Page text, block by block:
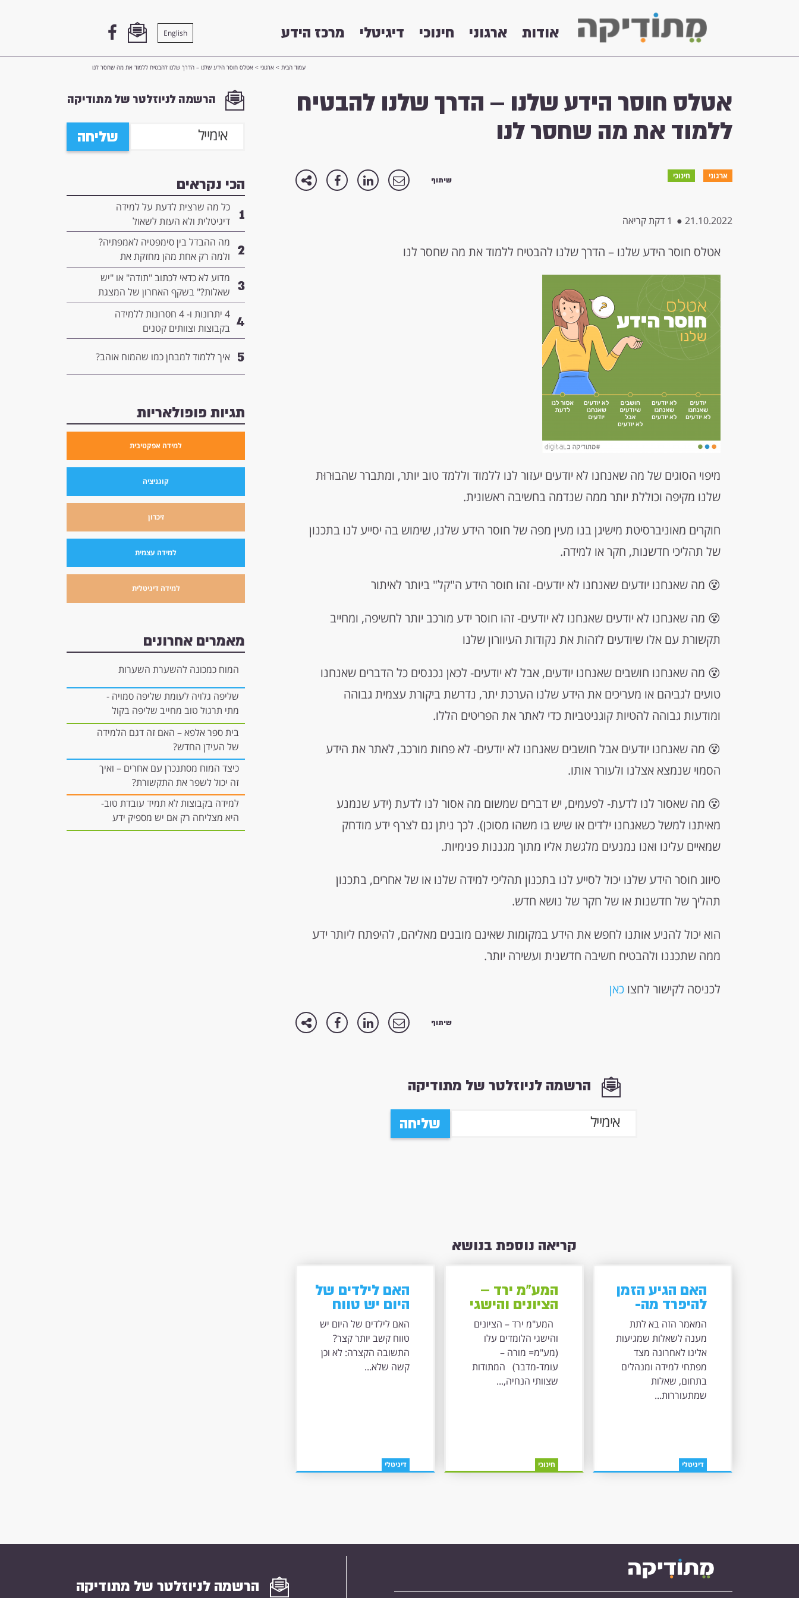
אודות ארגוני חינוכי דיגיטלי מרכז הידע English
עמוד הבית > ארגוני > אטלס חוסר הידע שלנו – הדרך שלנו להבטיח ללמוד את מה שחסר לנו
אטלס חוסר הידע שלנו – הדרך שלנו להבטיח
ללמוד את מה שחסר לנו
ארגוני חינוכי שיתוף
21.10.2022
● 1 דקת קריאה
אטלס חוסר הידע שלנו – הדרך שלנו להבטיח ללמוד את מה שחסר לנו
מיפוי הסוגים של מה שאנחנו לא יודעים יעזור לנו ללמוד וללמד טוב יותר, ומתברר שהבוּרוּת
שלנו מקיפה וכוללת יותר ממה שנדמה בחשיבה ראשונית.
חוקרים מאוניברסיטת מישיגן בנו מעין מפה של חוסר הידע שלנו, שימוש בה יסייע לנו בתכנון
של תהליכי חדשנות, חקר או למידה.
😵 מה שאנחנו יודעים שאנחנו לא יודעים- זהו חוסר הידע ה"קל" ביותר לאיתור
😵 מה שאנחנו לא יודעים שאנחנו לא יודעים- זהו חוסר ידע מורכב יותר לחשיפה, ומחייב
תקשורת עם אלו שיודעים לזהות את נקודות העיוורון שלנו
😵 מה שאנחנו חושבים שאנחנו יודעים, אבל לא יודעים- לכאן נכנסים כל הדברים שאנחנו
טועים לגביהם או מעריכים את הידע שלנו הערכת יתר, נדרשת ביקורת עצמית גבוהה
ומודעות גבוהה להטיות קוגניטביות כדי לאתר את הפריטים הללו.
😵 מה שאנחנו יודעים אבל חושבים שאנחנו לא יודעים- לא פחות מורכב, לאתר את הידע
הסמוי שנמצא אצלנו ולעורר אותו.
😵 מה שאסור לנו לדעת- לפעמים, יש דברים שמשום מה אסור לנו לדעת (ידע שנמנע
מאיתנו למשל כשאנחנו ילדים או שיש בו משהו מסוכן). לכך ניתן גם לצרף ידע מודחק
שמאיים עלינו ואנו נמנעים מלגשת אליו מתוך מגננות פנימיות.
סיווג חוסר הידע שלנו יכול לסייע לנו בתכנון תהליכי למידה שלנו או של אחרים, בתכנון
תהליך של חדשנות או של חקר של נושא חדש.
הוא יכול להניע אותנו לחפש את הידע במקומות שאינם מובנים מאליהם, להיפתח ליותר ידע
ממה שתכננו ולהבטיח חשיבה חדשנית ועשירה יותר.
לכניסה לקישור לחצו כאן
שיתוף
הרשמה לניוזלטר של מתודיקה
שליחה
קריאה נוספת בנושא
האם הגיע הזמן
להיפרד מה-
Flash?
המאמר הזה בא לתת
מענה לשאלות שמגיעות
אלינו לאחרונה מצד
מפתחי למידה ומנהלים
בתחום, שאלות
שמתעוררות...
דיגיטלי
המע"מ ירד –
הציונים והישגי
הלומדים עלו
המע"מ ירד – הציונים
והישגי הלומדים עלו
(מע"מ= מורה –
עומד-מדבר) המתודות
שצוותי הנחיה,...
חינוכי
האם לילדים של
היום יש טווח
קשב יותר
קצר? התשובה
הקצרה: לא וכן
האם לילדים של היום יש
טווח קשב יותר קצר?
התשובה הקצרה: לא וכן
קשה שלא...
דיגיטלי
הרשמה לניוזלטר של מתודיקה
שליחה
הכי נקראים
1
כל מה שרצית לדעת על למידה
דיגיטלית ולא העזת לשאול
2
מה ההבדל בין סימפטיה לאמפתיה?
ולמה רק אחת מהן מחזקת את
המנהיגות שלך
3
מדוע לא כדאי לכתוב "תודה" או "יש
שאלות?" בשקף האחרון של המצגת
שלך- ומה כדאי לשים שם במקום?
4
4 יתרונות ו- 4 חסרונות ללמידה
בקבוצות וצוותים קטנים
5 איך ללמוד למבחן כמו שהמוח אוהב?
תגיות פופולאריות
למידה אפקטיבית
קוגניציה
זיכרון
למידה עצמית
למידה דיגיטלית
מאמרים אחרונים
המוח כמכונה להשערת השערות
שליפה גלויה לעומת שליפה סמויה -
מתי תרגול טוב מחייב שליפה בקול
רם, ומתי הוא יכול להיות "בתוך
הראש"?
בית ספר אלפא – האם זה דגם הלמידה
של העידן החדש?
כיצד המוח מסתנכרן עם אחרים – ואיך
זה יכול לשפר את התקשורת?
למידה בקבוצות לא תמיד עובדת טוב-
היא מצליחה רק אם יש מספיק ידע
להשתתפות משמעותית
הרשמה לניוזלטר של מתודיקה